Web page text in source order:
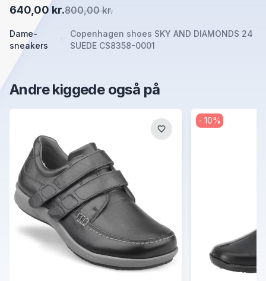
Dame-
sneakers
Copenhagen shoes SKY AND DIAMONDS 24
SUEDE CS8358-0001
640,00 kr.800,00 kr.
Andre kiggede også på
- 10%